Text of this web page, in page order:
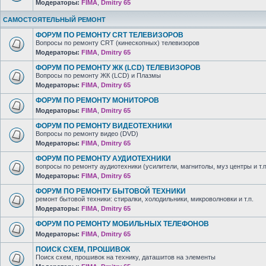
Модераторы: FIMA Dmitry 65
САМОСТОЯТЕЛЬНЫЙ РЕМОНТ
ФОРУМ ПО РЕМОНТУ CRT ТЕЛЕВИЗОРОВ
Вопросы по ремонту CRT (кинескопных) телевизоров
Модераторы: FIMA Dmitry 65
ФОРУМ ПО РЕМОНТУ ЖК (LCD) ТЕЛЕВИЗОРОВ
Вопросы по ремонту ЖК (LCD) и Плазмы
Модераторы: FIMA Dmitry 65
ФОРУМ ПО РЕМОНТУ МОНИТОРОВ
Модераторы: FIMA Dmitry 65
ФОРУМ ПО РЕМОНТУ ВИДЕОТЕХНИКИ
Вопросы по ремонту видео (DVD)
Модераторы: FIMA Dmitry 65
ФОРУМ ПО РЕМОНТУ АУДИОТЕХНИКИ
вопросы по ремонту аудиотехники (усилители, магнитолы, муз центры и
Модераторы: FIMA Dmitry 65
ФОРУМ ПО РЕМОНТУ БЫТОВОЙ ТЕХНИКИ
ремонт бытовой техники: стиралки, холодильники, микроволновки и т.п.
Модераторы: FIMA Dmitry 65
ФОРУМ ПО РЕМОНТУ МОБИЛЬНЫХ ТЕЛЕФОНОВ
Модераторы: FIMA Dmitry 65
ПОИСК СХЕМ, ПРОШИВОК
Поиск схем, прошивок на технику, даташитов на элементы